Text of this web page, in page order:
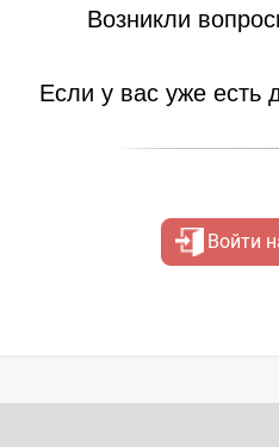
Возникли
Если у вас уже есть
Войти